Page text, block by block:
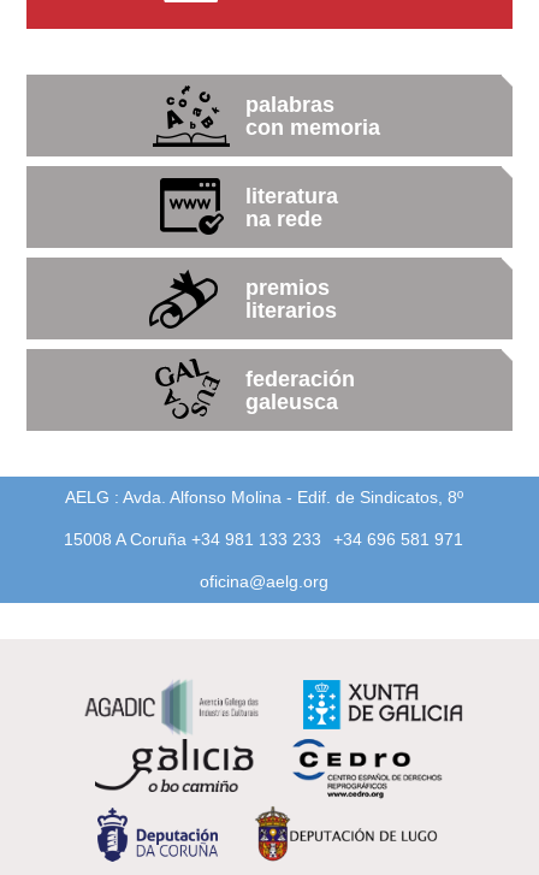
palabras
con memoria
literatura
na rede
premios
literarios
federación
galeusca
AELG : Avda. Alfonso Molina - Edif. de Sindicatos, 8º
15008 A Coruña +34 981 133 233 +34 696 581 971
oficina@aelg.org